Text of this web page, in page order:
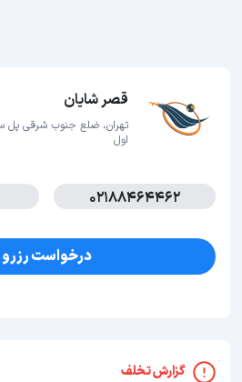
قصر شایان
اول
02188464462
درخواست رزرو
گزارش تخلف